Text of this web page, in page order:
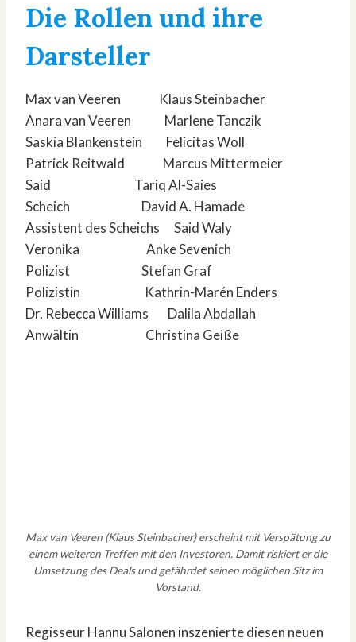
Die Rollen und ihre
Darsteller
Max van Veeren Klaus Steinbacher
Anara van Veeren Marlene Tanczik
Saskia Blankenstein Felicitas Woll
Patrick Reitwald Marcus Mittermeier
Said Tariq Al-Saies
Scheich David A. Hamade
Assistent des Scheichs Said Waly
Veronika Anke Sevenich
Polizist Stefan Graf
Polizistin Kathrin-Marén Enders
Dr. Rebecca Williams Dalila Abdallah
Anwältin Christina Geiße
Max van Veeren (Klaus Steinbacher) erscheint mit Verspätung zu
einem weiteren Treffen mit den Investoren. Damit riskiert er die
Umsetzung des Deals und gefährdet seinen möglichen Sitz im
Vorstand.
Regisseur Hannu Salonen inszenierte diesen neuen